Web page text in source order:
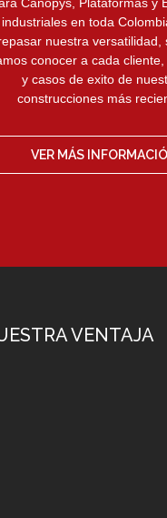
industriales en toda
nuestra versatilidad,
conocer a cada
y casos de exito de
construcciones más
VER MÁS
VENTAJA